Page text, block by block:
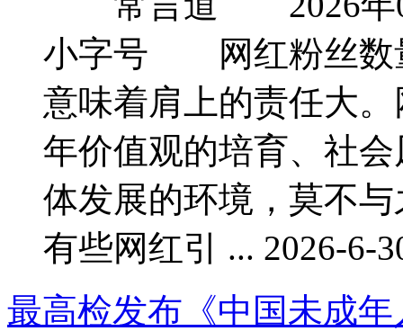
小字号 网红粉丝数
意味着肩上的责任大
年价值观的培育、社
体发展的环境，莫
有些网红引 ... 2026-6-
最高检发布《中国未成